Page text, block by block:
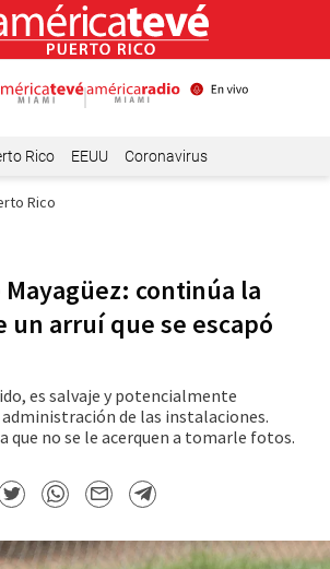
Rico EEUU Coronavirus
Rico
continúa la
un arruí que se escapó
es salvaje y potencialmente
de las instalaciones.
que no se le acerquen a tomarle fotos.